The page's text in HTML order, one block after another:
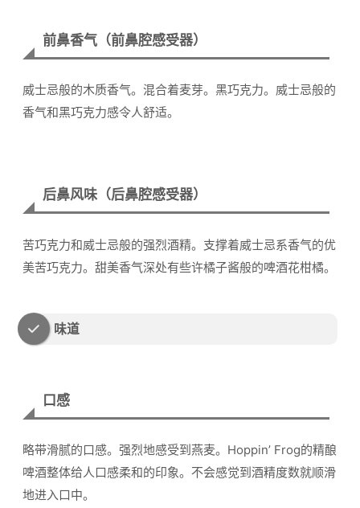
前鼻香气（前鼻腔感受器）
威士忌般的木质香气。混合着麦芽。黑巧克力。威士忌般的
香气和黑巧克力感令人舒适。
后鼻风味（后鼻腔感受器）
苦巧克力和威士忌般的强烈酒精。支撑着威士忌系香气的优
美苦巧克力。甜美香气深处有些许橘子酱般的啤酒花柑橘。
味道
口感
略带滑腻的口感。强烈地感受到燕麦。Hoppin’ Frog的精酿
啤酒整体给人口感柔和的印象。不会感觉到酒精度数就顺滑
地进入口中。